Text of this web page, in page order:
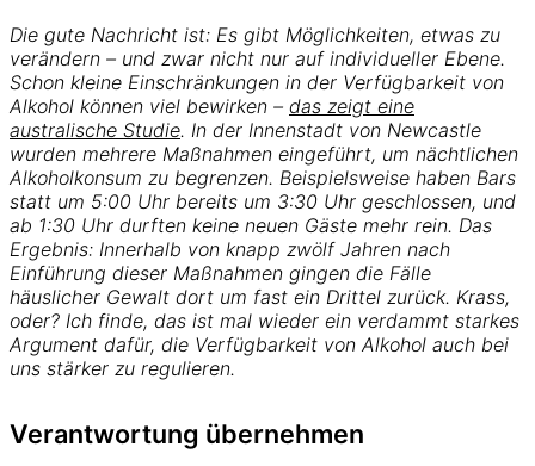
Die gute Nachricht ist: Es gibt Möglichkeiten, etwas zu
verändern – und zwar nicht nur auf individueller Ebene.
Schon kleine Einschränkungen in der Verfügbarkeit von
Alkohol können viel bewirken – das zeigt eine
australische Studie. In der Innenstadt von Newcastle
wurden mehrere Maßnahmen eingeführt, um nächtlichen
Alkoholkonsum zu begrenzen. Beispielsweise haben Bars
statt um 5:00 Uhr bereits um 3:30 Uhr geschlossen, und
ab 1:30 Uhr durften keine neuen Gäste mehr rein. Das
Ergebnis: Innerhalb von knapp zwölf Jahren nach
Einführung dieser Maßnahmen gingen die Fälle
häuslicher Gewalt dort um fast ein Drittel zurück. Krass,
oder? Ich finde, das ist mal wieder ein verdammt starkes
Argument dafür, die Verfügbarkeit von Alkohol auch bei
uns stärker zu regulieren.
Verantwortung übernehmen